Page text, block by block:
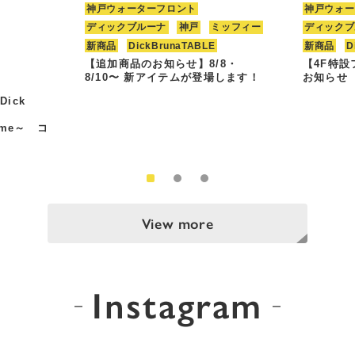
～ コ
神戸ウォーターフロント
ディックブルーナ
神戸
ミッフィー
新商品
DickBrunaTABLE
【追加商品のお知らせ】8/8・
8/10〜 新アイテムが登場します！
神戸ウォ
ディック
新商品
【4F特
お知らせ
View more
Instagram